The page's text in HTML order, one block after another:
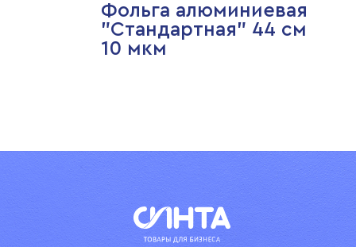
Фольга алюминиевая
"Стандартная" 44 см
10 мкм